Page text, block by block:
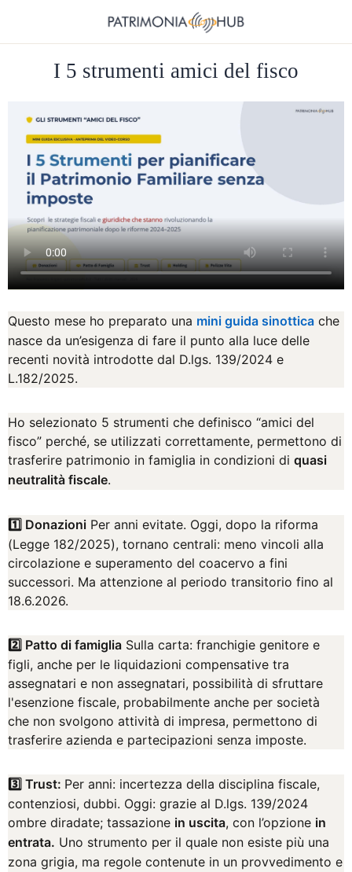
I 5 strumenti amici del fisco
Questo mese ho preparato una mini guida sinottica che
nasce da un’esigenza di fare il punto alla luce delle
recenti novità introdotte dal D.lgs. 139/2024 e
L.182/2025.
Ho selezionato 5 strumenti che definisco “amici del
fisco” perché, se utilizzati correttamente, permettono di
trasferire patrimonio in famiglia in condizioni di quasi
neutralità fiscale.
1️⃣ Donazioni Per anni evitate. Oggi, dopo la riforma
(Legge 182/2025), tornano centrali: meno vincoli alla
circolazione e superamento del coacervo a fini
successori. Ma attenzione al periodo transitorio fino al
18.6.2026.
2️⃣ Patto di famiglia Sulla carta: franchigie genitore e
figli, anche per le liquidazioni compensative tra
assegnatari e non assegnatari, possibilità di sfruttare
l'esenzione fiscale, probabilmente anche per società
che non svolgono attività di impresa, permettono di
trasferire azienda e partecipazioni senza imposte.
3️⃣ Trust: Per anni: incertezza della disciplina fiscale,
contenziosi, dubbi. Oggi: grazie al D.lgs. 139/2024
ombre diradate; tassazione in uscita, con l’opzione in
entrata. Uno strumento per il quale non esiste più una
zona grigia, ma regole contenute in un provvedimento e